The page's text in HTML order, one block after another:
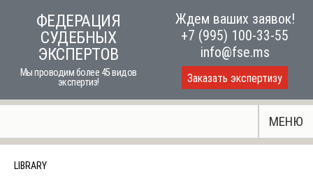
ФЕДЕРАЦИЯ
СУДЕБНЫХ
ЭКСПЕРТОВ
Мы проводим более 45 видов
экспертиз!
Ждем ваших заявок!
+7 (995) 100-33-55
info@fse.ms
Заказать экспертизу
МЕНЮ
LIBRARY